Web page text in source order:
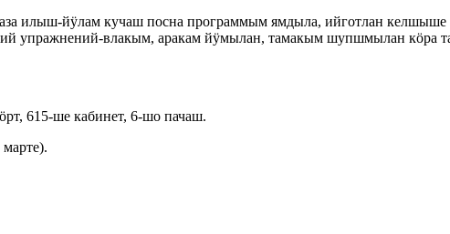
илыш-йӱлам кучаш посна программым ямдыла, ийготлан келшыше
упражнений-влакым, аракам йӱмылан, тамакым шупшмылан кӧра
615-ше кабинет, 6-шо пачаш.